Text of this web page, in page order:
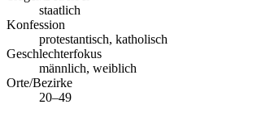
staatlich
Konfession
protestantisch, katholisch
Geschlechterfokus
männlich, weiblich
Orte/Bezirke
20–49